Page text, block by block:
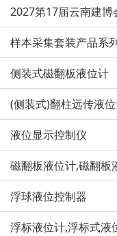
2027第17届云南建
样本采集套装产品系
侧装式磁翻板液位计
(侧装式)翻柱远传液
液位显示控制仪
磁翻板液位计,磁翻板
浮球液位控制器
浮标液位计,浮标式液